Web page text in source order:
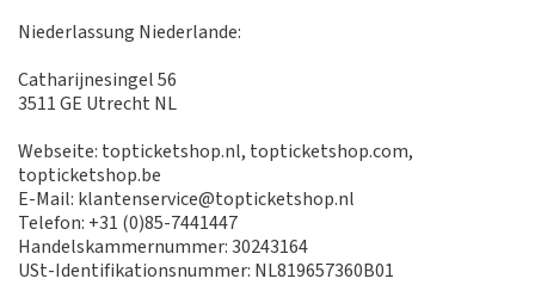
Niederlassung Niederlande:
Catharijnesingel 56
3511 GE Utrecht NL
Webseite: topticketshop.nl, topticketshop.com,
topticketshop.be
E-Mail: klantenservice@topticketshop.nl
Telefon: +31 (0)85-7441447
Handelskammernummer: 30243164
USt-Identifikationsnummer: NL819657360B01